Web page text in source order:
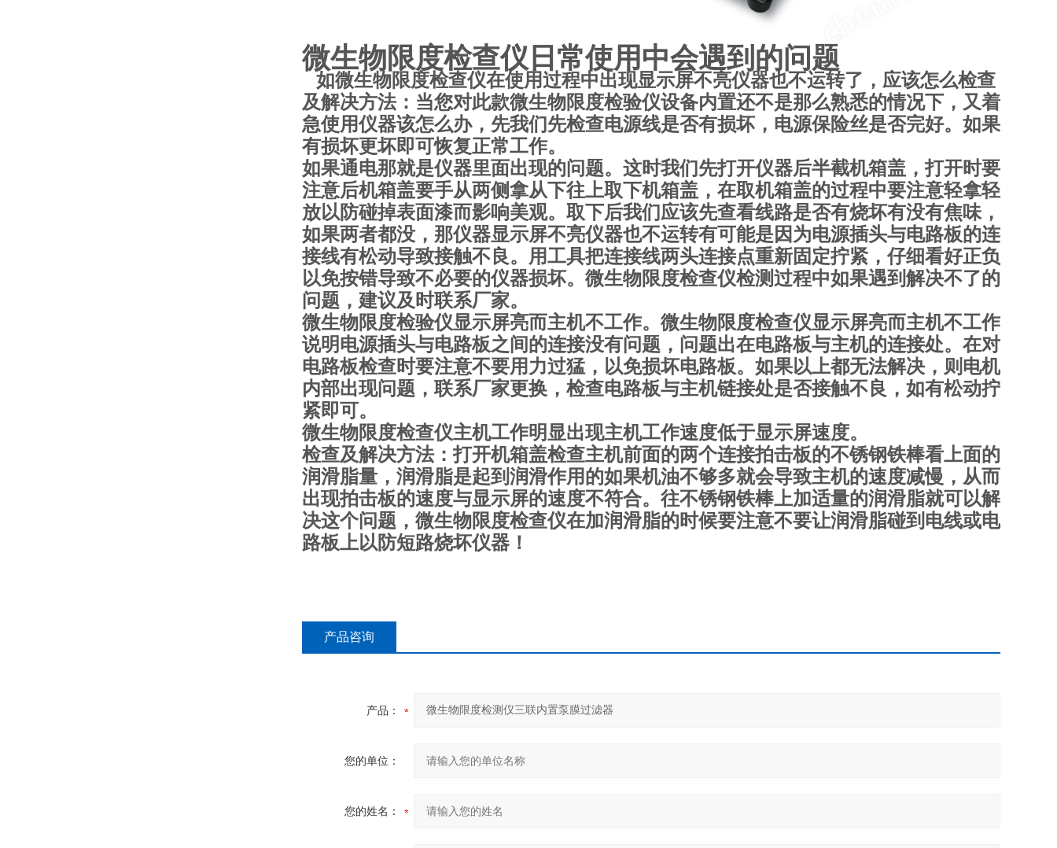
微生物限度检查仪日常使用中会遇到的问题
如微生物限度检查仪在使用过程中出现显示屏不亮仪器也不运转了，应该怎么检查
及解决方法：当您对此款微生物限度检验仪设备内置还不是那么熟悉的情况下，又着
急使用仪器该怎么办，先我们先检查电源线是否有损坏，电源保险丝是否完好。如果
有损坏更坏即可恢复正常工作。
如果通电那就是仪器里面出现的问题。这时我们先打开仪器后半截机箱盖，打开时要
注意后机箱盖要手从两侧拿从下往上取下机箱盖，在取机箱盖的过程中要注意轻拿轻
放以防碰掉表面漆而影响美观。取下后我们应该先查看线路是否有烧坏有没有焦味，
如果两者都没，那仪器显示屏不亮仪器也不运转有可能是因为电源插头与电路板的连
接线有松动导致接触不良。用工具把连接线两头连接点重新固定拧紧，仔细看好正负
以免按错导致不必要的仪器损坏。微生物限度检查仪检测过程中如果遇到解决不了的
问题，建议及时联系厂家。
微生物限度检验仪显示屏亮而主机不工作。微生物限度检查仪显示屏亮而主机不工作
说明电源插头与电路板之间的连接没有问题，问题出在电路板与主机的连接处。在对
电路板检查时要注意不要用力过猛，以免损坏电路板。如果以上都无法解决，则电机
内部出现问题，联系厂家更换，检查电路板与主机链接处是否接触不良，如有松动拧
紧即可。
微生物限度检查仪主机工作明显出现主机工作速度低于显示屏速度。
检查及解决方法：打开机箱盖检查主机前面的两个连接拍击板的不锈钢铁棒看上面的
润滑脂量，润滑脂是起到润滑作用的如果机油不够多就会导致主机的速度减慢，从而
出现拍击板的速度与显示屏的速度不符合。往不锈钢铁棒上加适量的润滑脂就可以解
决这个问题，微生物限度检查仪在加润滑脂的时候要注意不要让润滑脂碰到电线或电
路板上以防短路烧坏仪器！
产品咨询
产品：
您的单位：
您的姓名：